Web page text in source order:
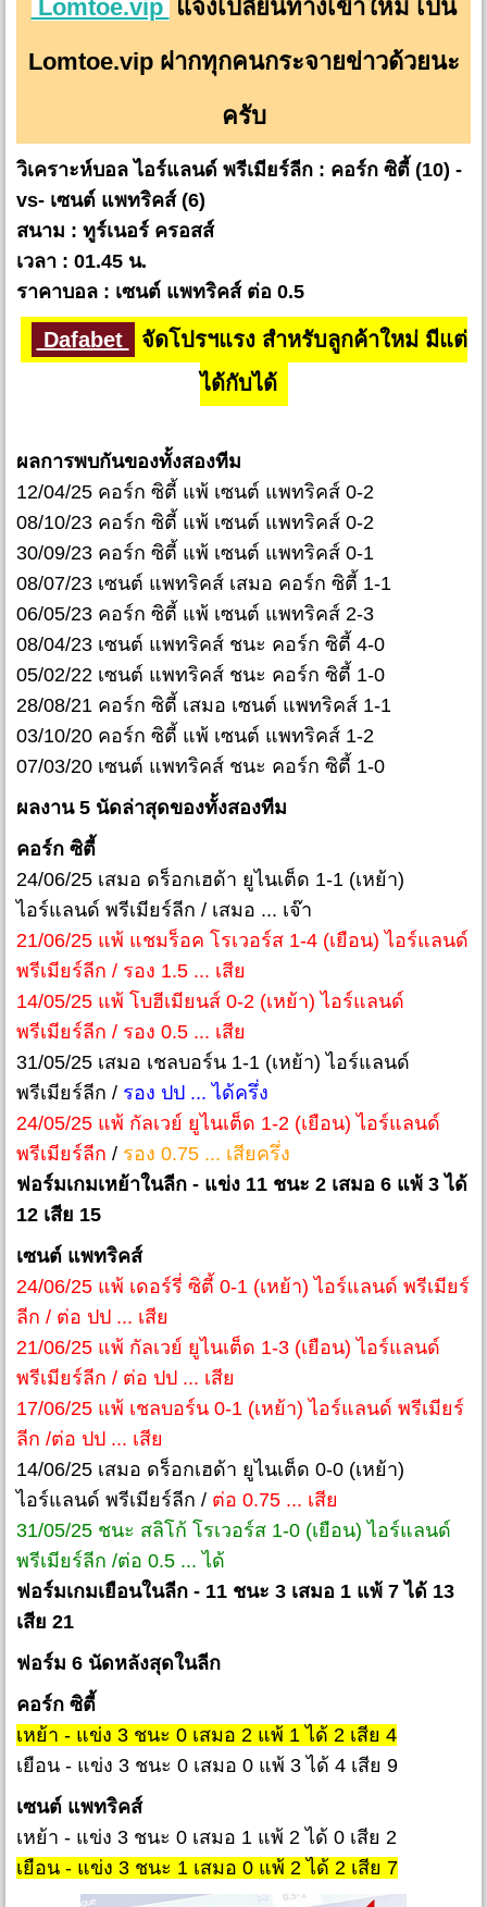
Lomtoe.vip แจ้งเปลี่ยนทางเข้าใหม่ เป็น
Lomtoe.vip ฝากทุกคนกระจายข่าวด้วยนะ
ครับ
วิเคราะห์บอล ไอร์แลนด์ พรีเมียร์ลีก : คอร์ก ซิตี้ (10) -
vs- เซนต์ แพทริคส์ (6)
สนาม : ทูร์เนอร์ ครอสส์
เวลา : 01.45 น.
ราคาบอล : เซนต์ แพทริคส์ ต่อ 0.5
Dafabet
จัดโปรฯแรง สำหรับลูกค้าใหม่ มีแต่
ได้กับได้
ผลการพบกันของทั้งสองทีม
12/04/25 คอร์ก ซิตี้ แพ้ เซนต์ แพทริคส์ 0-2
08/10/23 คอร์ก ซิตี้ แพ้ เซนต์ แพทริคส์ 0-2
30/09/23 คอร์ก ซิตี้ แพ้ เซนต์ แพทริคส์ 0-1
08/07/23 เซนต์ แพทริคส์ เสมอ คอร์ก ซิตี้ 1-1
06/05/23 คอร์ก ซิตี้ แพ้ เซนต์ แพทริคส์ 2-3
08/04/23 เซนต์ แพทริคส์ ชนะ คอร์ก ซิตี้ 4-0
05/02/22 เซนต์ แพทริคส์ ชนะ คอร์ก ซิตี้ 1-0
28/08/21 คอร์ก ซิตี้ เสมอ เซนต์ แพทริคส์ 1-1
03/10/20 คอร์ก ซิตี้ แพ้ เซนต์ แพทริคส์ 1-2
07/03/20 เซนต์ แพทริคส์ ชนะ คอร์ก ซิตี้ 1-0
ผลงาน 5 นัดล่าสุดของทั้งสองทีม
คอร์ก ซิตี้
24/06/25 เสมอ ดร็อกเฮด้า ยูไนเต็ด 1-1 (เหย้า)
ไอร์แลนด์ พรีเมียร์ลีก / เสมอ ... เจ๊า
21/06/25 แพ้ แชมร็อค โรเวอร์ส 1-4 (เยือน) ไอร์แลนด์
พรีเมียร์ลีก / รอง 1.5 ... เสีย
14/05/25 แพ้ โบฮีเมียนส์ 0-2 (เหย้า) ไอร์แลนด์
พรีเมียร์ลีก / รอง 0.5 ... เสีย
31/05/25 เสมอ เชลบอร์น 1-1 (เหย้า) ไอร์แลนด์
พรีเมียร์ลีก / รอง ปป ... ได้ครึ่ง
24/05/25 แพ้ กัลเวย์ ยูไนเต็ด 1-2 (เยือน) ไอร์แลนด์
พรีเมียร์ลีก / รอง 0.75 ... เสียครึ่ง
ฟอร์มเกมเหย้าในลีก - แข่ง 11 ชนะ 2 เสมอ 6 แพ้ 3 ได้
12 เสีย 15
เซนต์ แพทริคส์
24/06/25 แพ้ เดอร์รี่ ซิตี้ 0-1 (เหย้า) ไอร์แลนด์ พรีเมียร์
ลีก / ต่อ ปป ... เสีย
21/06/25 แพ้ กัลเวย์ ยูไนเต็ด 1-3 (เยือน) ไอร์แลนด์
พรีเมียร์ลีก / ต่อ ปป ... เสีย
17/06/25 แพ้ เชลบอร์น 0-1 (เหย้า) ไอร์แลนด์ พรีเมียร์
ลีก /ต่อ ปป ... เสีย
14/06/25 เสมอ ดร็อกเฮด้า ยูไนเต็ด 0-0 (เหย้า)
ไอร์แลนด์ พรีเมียร์ลีก / ต่อ 0.75 ... เสีย
31/05/25 ชนะ สลิโก้ โรเวอร์ส 1-0 (เยือน) ไอร์แลนด์
พรีเมียร์ลีก /ต่อ 0.5 ... ได้
ฟอร์มเกมเยือนในลีก - 11 ชนะ 3 เสมอ 1 แพ้ 7 ได้ 13
เสีย 21
ฟอร์ม 6 นัดหลังสุดในลีก
คอร์ก ซิตี้
เหย้า - แข่ง 3 ชนะ 0 เสมอ 2 แพ้ 1 ได้ 2 เสีย 4
เยือน - แข่ง 3 ชนะ 0 เสมอ 0 แพ้ 3 ได้ 4 เสีย 9
เซนต์ แพทริคส์
เหย้า - แข่ง 3 ชนะ 0 เสมอ 1 แพ้ 2 ได้ 0 เสีย 2
เยือน - แข่ง 3 ชนะ 1 เสมอ 0 แพ้ 2 ได้ 2 เสีย 7